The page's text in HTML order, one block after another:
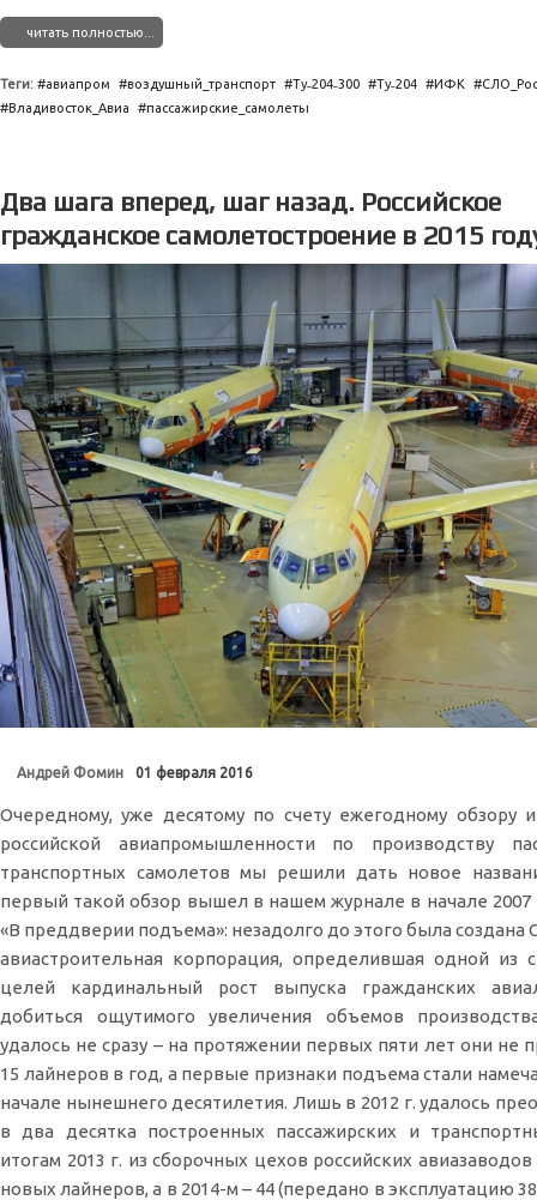
читать полностью...
Теги: авиапром воздушный_транспорт Ту˗204˗300 Ту˗204 ИФК
Владивосток_Авиа
пассажирские_самолеты
Два шага вперед, шаг назад. Российское
гражданское самолетостроение в 2015
Андрей Фомин 01 февраля 2016
Очередному, уже десятому по счету ежегодному обзору
российской авиапромышленности по производству
транспортных самолетов мы решили дать новое
первый такой обзор вышел в нашем журнале в начале 2007
«В преддверии подъема»: незадолго до этого была
авиастроительная корпорация, определившая одной из
целей кардинальный рост выпуска гражданских
добиться ощутимого увеличения объемов
удалось не сразу – на протяжении первых пяти лет они не
15 лайнеров в год, а первые признаки подъема стали
начале нынешнего десятилетия. Лишь в 2012 г. удалось
в два десятка построенных пассажирских и
итогам 2013 г. из сборочных цехов российских
новых лайнеров, а в 2014-м – 44 (передано в эксплуатацию